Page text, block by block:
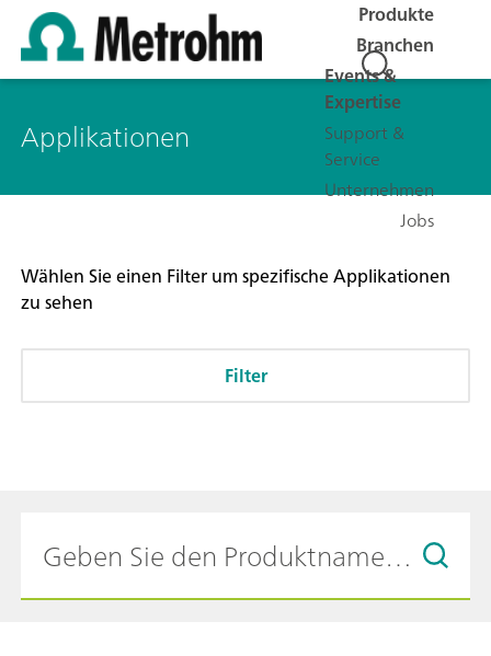
Produkte
Branchen
Events &
Expertise
Support &
Service
Unternehmen
Jobs
Applikationen
Wählen Sie einen Filter um spezifische Applikationen
zu sehen
Filter